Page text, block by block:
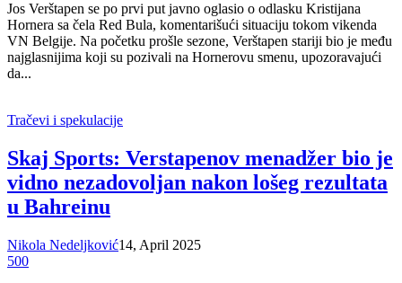
Jos Verštapen se po prvi put javno oglasio o odlasku Kristijana
Hornera sa čela Red Bula, komentarišući situaciju tokom vikenda
VN Belgije. Na početku prošle sezone, Verštapen stariji bio je među
najglasnijima koji su pozivali na Hornerovu smenu, upozoravajući
da...
Tračevi i spekulacije
Skaj Sports: Verstapenov menadžer bio je
vidno nezadovoljan nakon lošeg rezultata
u Bahreinu
Nikola Nedeljković14, April 2025
500